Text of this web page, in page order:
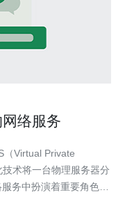
络服务
术将一台物理服务器分
务中扮演着重要角色，